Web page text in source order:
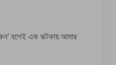
বলেই এক ঝটকায় আমার